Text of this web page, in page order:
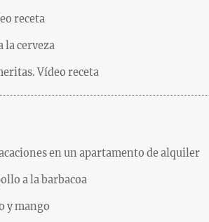
receta
la cerveza
Vídeo receta
en un apartamento de alquiler
a la barbacoa
y mango